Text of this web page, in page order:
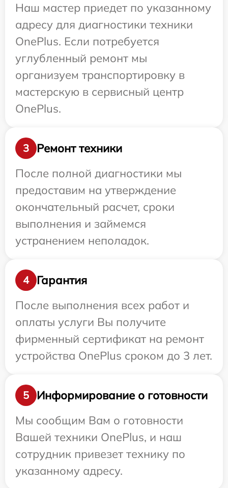
Наш мастер приедет по указанному
адресу для диагностики техники
OnePlus. Если потребуется
углубленный ремонт мы
организуем транспортировку в
мастерскую в сервисный центр
OnePlus.
3
Ремонт техники
После полной диагностики мы
предоставим на утверждение
окончательный расчет, сроки
выполнения и займемся
устранением неполадок.
4
Гарантия
После выполнения всех работ и
оплаты услуги Вы получите
фирменный сертификат на ремонт
устройства OnePlus сроком до 3 лет.
5
Информирование о готовности
Мы сообщим Вам о готовности
Вашей техники OnePlus, и наш
сотрудник привезет технику по
указанному адресу.